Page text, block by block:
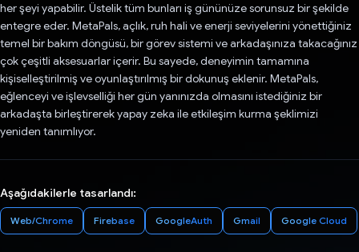
her şeyi yapabilir. Üstelik tüm bunları iş gününüze sorunsuz bir şekilde
entegre eder. MetaPals, açlık, ruh hali ve enerji seviyelerini yönettiğiniz
temel bir bakım döngüsü, bir görev sistemi ve arkadaşınıza takacağınız
çok çeşitli aksesuarlar içerir. Bu sayede, deneyimin tamamına
kişiselleştirilmiş ve oyunlaştırılmış bir dokunuş eklenir. MetaPals,
eğlenceyi ve işlevselliği her gün yanınızda olmasını istediğiniz bir
arkadaşta birleştirerek yapay zeka ile etkileşim kurma şeklimizi
yeniden tanımlıyor.
Aşağıdakilerle tasarlandı:
Web/Chrome Firebase GoogleAuth Gmail Google Cloud